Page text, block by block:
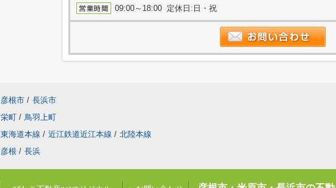
09:00～18:00 定休日:日・祝
彦根市 / 長浜市
栄町 / 鳥羽上町
東海道本線 / 近江鉄道近江本線 / 北陸本線
彦根 / 長浜